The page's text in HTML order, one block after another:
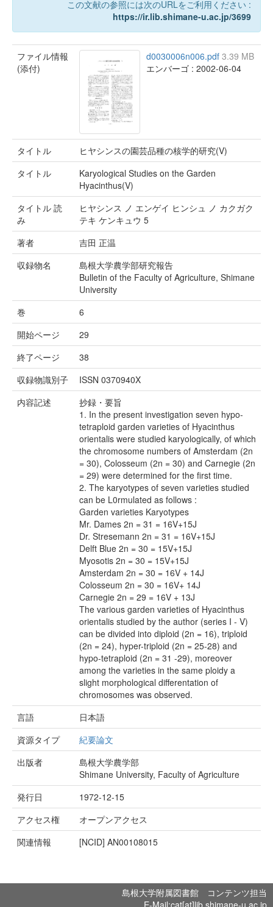
この文献の参照には次のURLをご利用ください :
https://ir.lib.shimane-u.ac.jp/3699
ファイル情報
(添付)
d0030006n006.pdf 3.39 MB
エンバーゴ : 2002-06-04
タイトル
ヒヤシンスの園芸品種の核学的研究(V)
タイトル
Karyological Studies on the Garden
Hyacinthus(V)
タイトル 読
み
ヒヤシンス ノ エンゲイ ヒンシュ ノ カクガク
テキ ケンキュウ 5
著者
吉田 正温
収録物名
島根大学農学部研究報告
Bulletin of the Faculty of Agriculture, Shimane
University
巻
6
開始ページ
29
終了ページ
38
収録物識別子
ISSN 0370940X
内容記述
抄録・要旨
1. In the present investigation seven hypo-
tetraploid garden varieties of Hyacinthus
orientalis were studied karyologically, of which
the chromosome numbers of Amsterdam (2n
= 30), Colosseum (2n = 30) and Carnegie (2n
= 29) were determined for the first time.
2. The karyotypes of seven varieties studied
can be L0rmulated as follows :
Garden varieties Karyotypes
Mr. Dames 2n = 31 = 16V+15J
Dr. Stresemann 2n = 31 = 16V+15J
Delft Blue 2n = 30 = 15V+15J
Myosotis 2n = 30 = 15V+15J
Amsterdam 2n = 30 = 16V + 14J
Colosseum 2n = 30 = 16V+ 14J
Carnegie 2n = 29 = 16V + 13J
The various garden varieties of Hyacinthus
orientalis studied by the author (series I - V)
can be divided into diploid (2n = 16), triploid
(2n = 24), hyper-triploid (2n = 25-28) and
hypo-tetraploid (2n = 31 -29), moreover
among the varieties in the same ploidy a
slight morphological differentation of
chromosomes was observed.
言語
日本語
資源タイプ
紀要論文
出版者
島根大学農学部
Shimane University, Faculty of Agriculture
発行日
1972-12-15
アクセス権
オープンアクセス
関連情報
[NCID] AN00108015
島根大学附属図書館 コンテンツ担当